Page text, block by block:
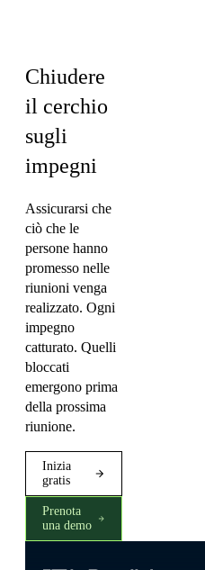
Chiudere
il cerchio
sugli
impegni
Assicurarsi che
ciò che le
persone hanno
promesso nelle
riunioni venga
realizzato. Ogni
impegno
catturato. Quelli
bloccati
emergono prima
della prossima
riunione.
Inizia
gratis
Prenota
una demo